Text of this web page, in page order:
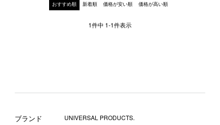
おすすめ順 新着順 価格が安い順 価格が高い順
1件中 1-1件表示
ブランド UNIVERSAL PRODUCTS.